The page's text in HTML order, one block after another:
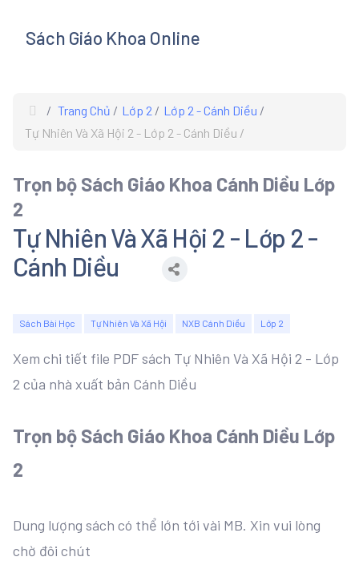
Sách Giáo Khoa Online
Trang Chủ Lớp 2
Lớp 2 - Cánh Diều
Tự Nhiên Và Xã Hội 2 - Lớp 2 - Cánh Diều
Trọn bộ Sách Giáo Khoa Cánh Diều Lớp
2
Tự Nhiên Và Xã Hội 2 - Lớp 2 -
Cánh Diều
Sách Bài Học Tự Nhiên Và Xã Hội NXB Cánh Diều Lớp 2
Xem chi tiết file PDF sách Tự Nhiên Và Xã Hội 2 - Lớp
2 của nhà xuất bản Cánh Diều
Trọn bộ Sách Giáo Khoa Cánh Diều Lớp
2
Dung lượng sách có thể lớn tới vài MB. Xin vui lòng
chờ đôi chút